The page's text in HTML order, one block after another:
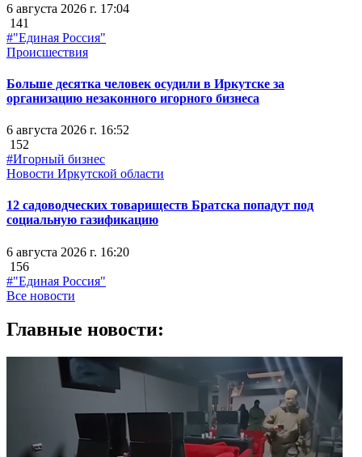
6 августа 2026 г. 17:04
141
#"Единая Россия"
Происшествия
Больше десятка человек осудили в Иркутске за
организацию незаконного игорного бизнеса
6 августа 2026 г. 16:52
152
#Игорный бизнес
Новости Иркутской области
12 садоводческих товариществ Братска попадут под
социальную газификацию
6 августа 2026 г. 16:20
156
#"Единая Россия"
Все новости
Главные новости: